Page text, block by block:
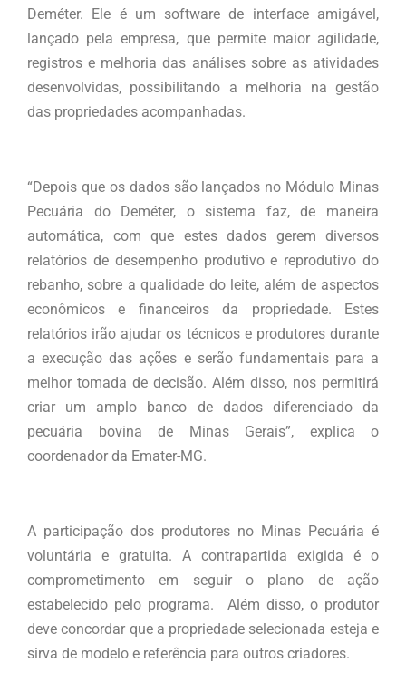
Deméter. Ele é um software de interface amigável,
lançado pela empresa, que permite maior agilidade,
registros e melhoria das análises sobre as atividades
desenvolvidas, possibilitando a melhoria na gestão
das propriedades acompanhadas.
“Depois que os dados são lançados no Módulo Minas
Pecuária do Deméter, o sistema faz, de maneira
automática, com que estes dados gerem diversos
relatórios de desempenho produtivo e reprodutivo do
rebanho, sobre a qualidade do leite, além de aspectos
econômicos e financeiros da propriedade. Estes
relatórios irão ajudar os técnicos e produtores durante
a execução das ações e serão fundamentais para a
melhor tomada de decisão. Além disso, nos permitirá
criar um amplo banco de dados diferenciado da
pecuária bovina de Minas Gerais”, explica o
coordenador da Emater-MG.
A participação dos produtores no Minas Pecuária é
voluntária e gratuita. A contrapartida exigida é o
comprometimento em seguir o plano de ação
estabelecido pelo programa. Além disso, o produtor
deve concordar que a propriedade selecionada esteja e
sirva de modelo e referência para outros criadores.